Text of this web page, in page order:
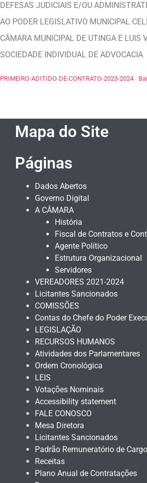
DEFESAS JUDICIAIS E/OU
AO PODER LEGISLATIVO MUNICIPAL
CÂMARA MUNICIPAL DE UTINGA E LUIS
SOCIEDADE INDIVIDUAL DE ADVOCACIA
PRIMEIRO-ADITIDO-DE-CONTRATO-2023-2024
Mapa do Site
Páginas
Dados Abertos
Governo Digital
A CÂMARA
História
Fiscal de Contratos e
Agente Político
Estrutura Organizacional
Servidores
VEREADORES 2021-2024
Licitantes Sancionados
COMISSÕES
Contas do Chefe do Poder
LEGISLAÇÃO
RECURSOS HUMANOS
Atividades dos Parlamentares
Ordem Cronológica
LEIS
Votações Nominais
Accessibility statement
FALE CONOSCO
Mesa Diretora
Licitantes Sancionados
Padrão Remuneratório de
Receitas
Plano Anual de Contratações